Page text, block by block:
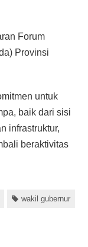
Forum
Provinsi
untuk
baik dari sisi
infrastruktur,
beraktivitas
wakil gubernur